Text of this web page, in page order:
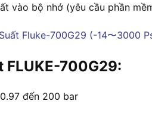
vào bộ nhớ (yêu cầu phần
700G29:
đến 200 bar